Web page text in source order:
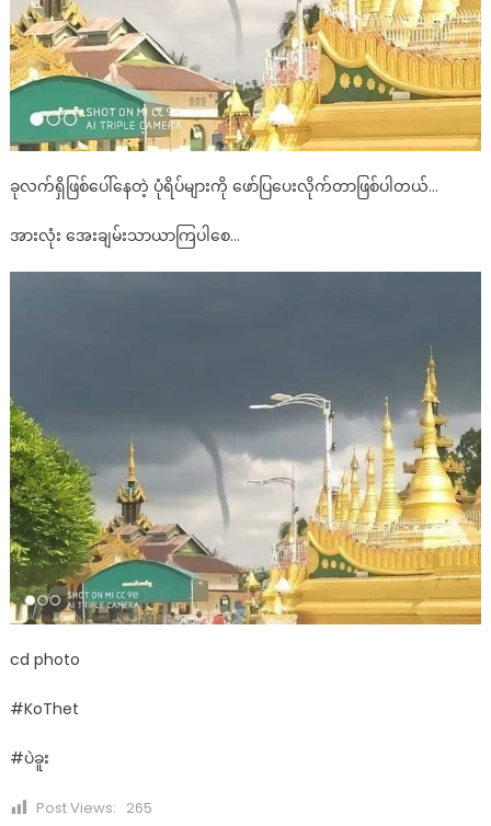
ခုလက်ရှိဖြစ်ပေါ်နေတဲ့ ပုံရိပ်များကို ဖော်ပြပေးလိုက်တာဖြစ်ပါတယ်…
အားလုံး အေးချမ်းသာယာကြပါစေ…
cd photo
#KoThet
#ပဲခူး
Post Views: 265